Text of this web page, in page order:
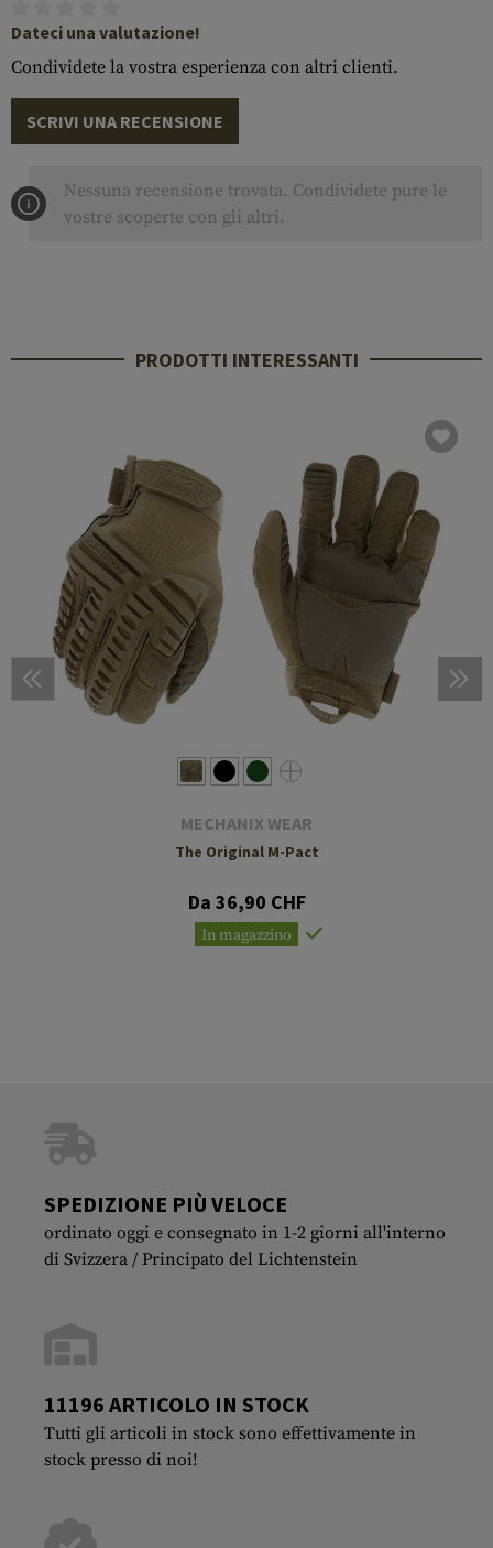
Dateci una valutazione!
Condividete la vostra esperienza con altri clienti.
SCRIVI UNA RECENSIONE
Nessuna recensione trovata. Condividete pure le
vostre scoperte con gli altri.
PRODOTTI INTERESSANTI
MECHANIX WEAR
The Original M-Pact
Da 36,90 CHF
In magazzino
SPEDIZIONE PIÙ VELOCE
ordinato oggi e consegnato in 1-2 giorni all'interno
di Svizzera / Principato del Lichtenstein
11196 ARTICOLO IN STOCK
Tutti gli articoli in stock sono effettivamente in
stock presso di noi!